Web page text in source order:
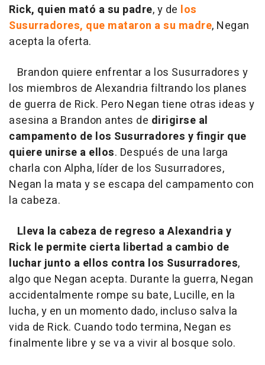
Rick, quien mató a su padre, y de los
Susurradores, que mataron a su madre, Negan
acepta la oferta.
Brandon quiere enfrentar a los Susurradores y
los miembros de Alexandria filtrando los planes
de guerra de Rick. Pero Negan tiene otras ideas y
asesina a Brandon antes de dirigirse al
campamento de los Susurradores y fingir que
quiere unirse a ellos. Después de una larga
charla con Alpha, líder de los Susurradores,
Negan la mata y se escapa del campamento con
la cabeza.
Lleva la cabeza de regreso a Alexandria y
Rick le permite cierta libertad a cambio de
luchar junto a ellos contra los Susurradores,
algo que Negan acepta. Durante la guerra, Negan
accidentalmente rompe su bate, Lucille, en la
lucha, y en un momento dado, incluso salva la
vida de Rick. Cuando todo termina, Negan es
finalmente libre y se va a vivir al bosque solo.